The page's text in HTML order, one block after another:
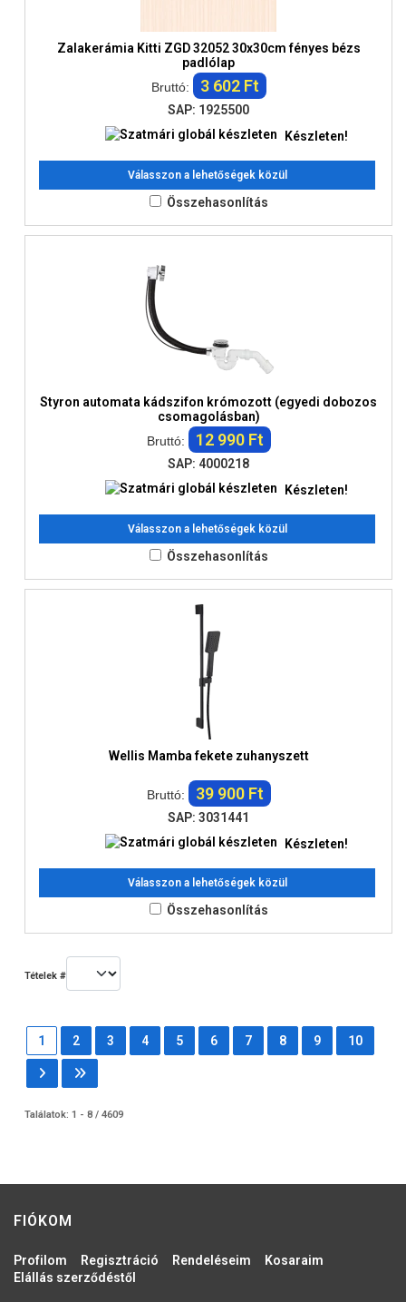
Zalakerámia Kitti ZGD 32052 30x30cm fényes bézs
padlólap
Bruttó:
3 602 Ft
SAP: 1925500
Készleten!
Válasszon a lehetőségek közül
Összehasonlítás
Styron automata kádszifon krómozott (egyedi dobozos
csomagolásban)
Bruttó:
12 990 Ft
SAP: 4000218
Készleten!
Válasszon a lehetőségek közül
Összehasonlítás
Wellis Mamba fekete zuhanyszett
Bruttó: 39 900 Ft
SAP: 3031441
Készleten!
Válasszon a lehetőségek közül
Összehasonlítás
Tételek #
1 2 3 4 5 6 7 8 9 10
Találatok: 1 - 8 / 4609
FIÓKOM
Profilom Regisztráció Rendeléseim
Kosaraim
Elállás szerződéstől